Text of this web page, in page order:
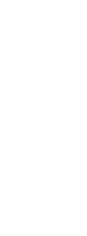
Si bien la
información
a cambio de
relevancia
discreción
La
facilitó
que huyó a
base a la
vehículo»
De igual
siguiente,